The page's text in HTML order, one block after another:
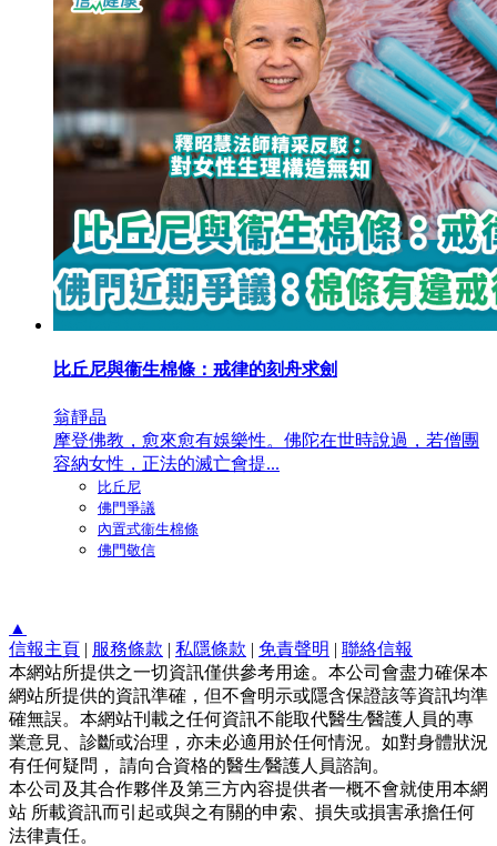
比丘尼與衞生棉條：戒律的刻舟求劍
翁靜晶
摩登佛教，愈來愈有娛樂性。佛陀在世時說過，若僧團
容納女性，正法的滅亡會提...
比丘尼
佛門爭議
內置式衞生棉條
佛門敬信
▲
信報主頁 | 服務條款 | 私隱條款 | 免責聲明 | 聯絡信報
本網站所提供之一切資訊僅供參考用途。本公司會盡力確保本
網站所提供的資訊準確，但不會明示或隱含保證該等資訊均準
確無誤。本網站刊載之任何資訊不能取代醫生∕醫護人員的專
業意見、診斷或治理，亦未必適用於任何情況。如對身體狀況
有任何疑問， 請向合資格的醫生∕醫護人員諮詢。
本公司及其合作夥伴及第三方內容提供者一概不會就使用本網
站 所載資訊而引起或與之有關的申索、損失或損害承擔任何
法律責任。